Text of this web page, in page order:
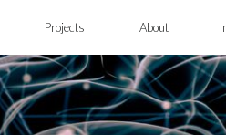
Projects About